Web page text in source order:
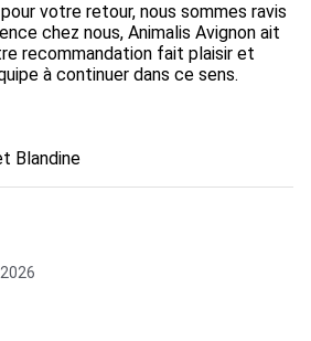
votre retour, nous sommes ravis
chez nous, Animalis Avignon ait
recommandation fait plaisir et
à continuer dans ce sens.
Blandine